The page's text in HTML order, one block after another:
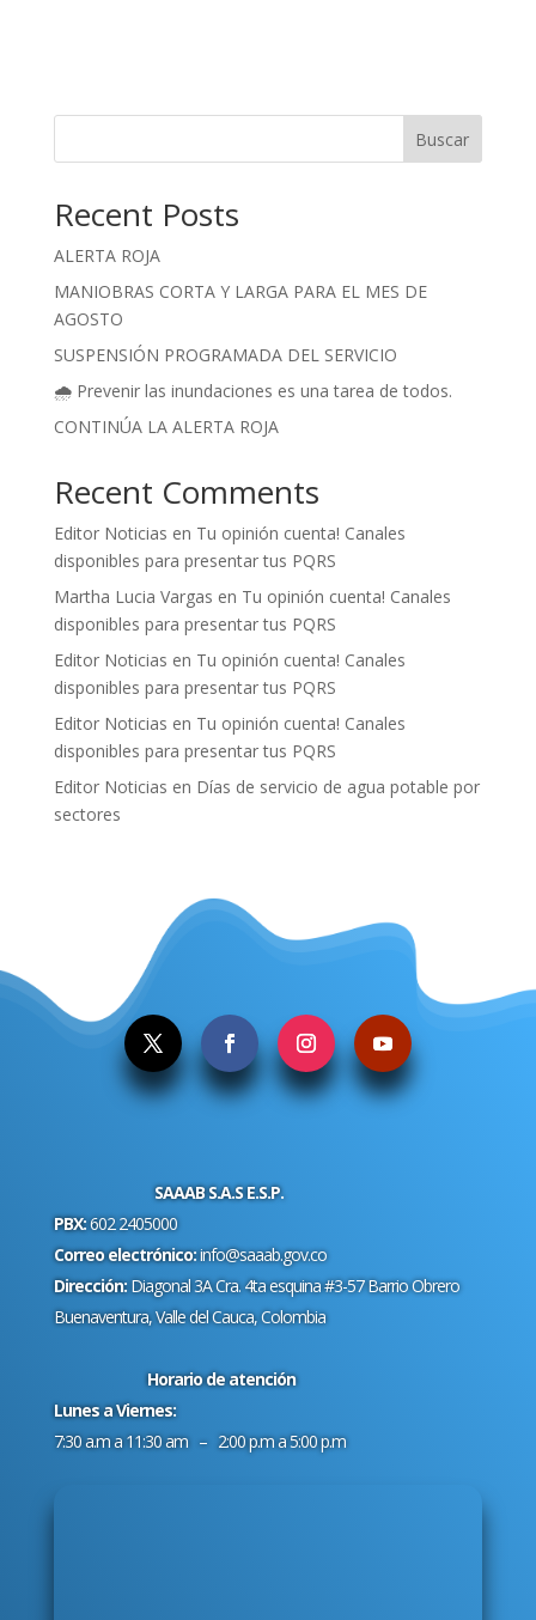
Buscar
Recent Posts
ALERTA ROJA
MANIOBRAS CORTA Y LARGA PARA EL MES DE
AGOSTO
SUSPENSIÓN PROGRAMADA DEL SERVICIO
🌧️ Prevenir las inundaciones es una tarea de todos.
CONTINÚA LA ALERTA ROJA
Recent Comments
Editor Noticias en Tu opinión cuenta! Canales
disponibles para presentar tus PQRS
Martha Lucia Vargas en Tu opinión cuenta! Canales
disponibles para presentar tus PQRS
Editor Noticias en Tu opinión cuenta! Canales
disponibles para presentar tus PQRS
Editor Noticias en Tu opinión cuenta! Canales
disponibles para presentar tus PQRS
Editor Noticias en Días de servicio de agua potable por
sectores
SAAAB S.A.S E.S.P.
PBX:602 2405000
Correo electrónico:info@saaab.gov.co
Dirección:Diagonal 3A Cra. 4ta esquina #3-57 Barrio Obrero
Buenaventura, Valle del Cauca, Colombia
Horario de atención
Lunes a Viernes:
7:30 a.m a 11:30 am – 2:00 p.m a 5:00 p.m